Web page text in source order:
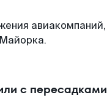
авиакомпаний,
с пересадками